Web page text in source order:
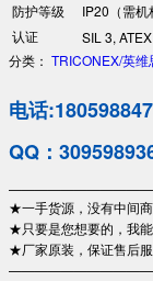
防护等级
IP20（需机
认证
SIL 3,
分类： TRICONEX/英维
电话
QQ：
★一手货源，没有中间
★只要是您想要的，我
★厂家原装，保证售后